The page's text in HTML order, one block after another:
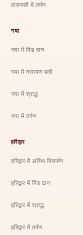
वाराणसी में तर्पण
गया
गया में पिंड दान
गया में नारायण बली
गया में श्राद्ध
गया में तर्पण
हरिद्वार
हरिद्वार में अस्थि विसर्जन
हरिद्वार में पिंड दान
हरिद्वार में श्राद्ध
हरिद्वार में तर्पण